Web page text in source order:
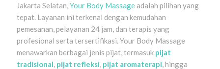
Jakarta Selatan,Your Body Massageadalah pilihan yang
tepat. Layanan ini terkenal dengan kemudahan
pemesanan, pelayanan 24 jam, dan terapis yang
profesional serta tersertifikasi. Your Body Massage
menawarkan berbagai jenis pijat, termasuk pijat
tradisional, pijat refleksi, pijat aromaterapi, hingga